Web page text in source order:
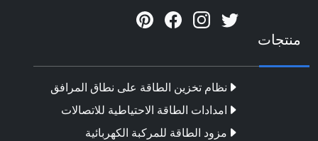
منتجات
نظام تخزين الطاقة على نطاق المرافق
امدادات الطاقة الاحتياطية للاتصالات
مزود الطاقة للمركبة الكهربائية